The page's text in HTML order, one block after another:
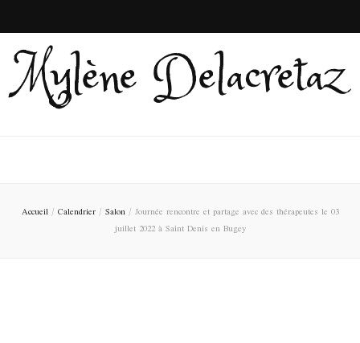
Mylène Delacretaz
Accueil/ Calendrier/ Salon/ Journée rencontre et partage avec des thérapeutes le 03
juillet 2022 à Saint Denis en Bugey